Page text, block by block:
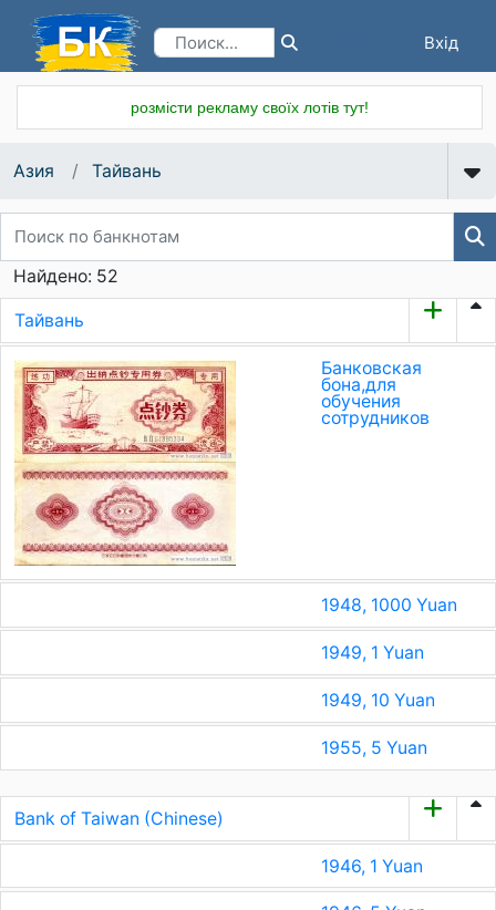
Вхід
розмісти рекламу своїх лотів тут!
Азия Тайвань
Найдено: 52
Тайвань
Банковская
бона,для
обучения
сотрудников
1948, 1000 Yuan
1949, 1 Yuan
1949, 10 Yuan
1955, 5 Yuan
Bank of Taiwan (Chinese)
1946, 1 Yuan